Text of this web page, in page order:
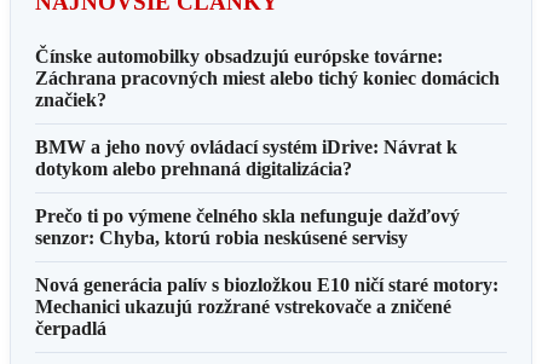
Čínske automobilky obsadzujú európske továrne:
Záchrana pracovných miest alebo tichý koniec domácich
značiek?
BMW a jeho nový ovládací systém iDrive: Návrat k
dotykom alebo prehnaná digitalizácia?
Prečo ti po výmene čelného skla nefunguje dažďový
senzor: Chyba, ktorú robia neskúsené servisy
Nová generácia palív s biozložkou E10 ničí staré motory:
Mechanici ukazujú rozžrané vstrekovače a zničené
čerpadlá